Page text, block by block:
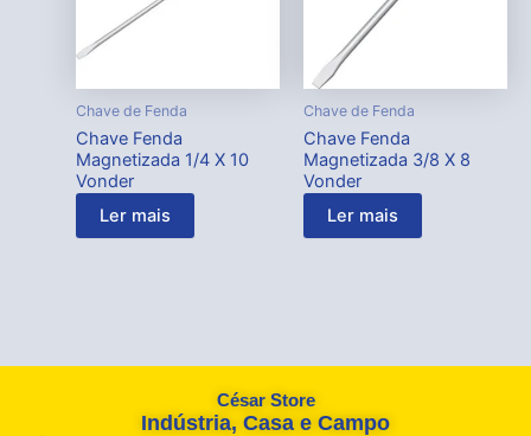
Chave de Fenda
Chave Fenda
Magnetizada 1/4 X 10
Vonder
Ler mais
Chave de Fenda
Chave Fenda
Magnetizada 3/8 X 8
Vonder
Ler mais
César Store
Indústria, Casa e Campo